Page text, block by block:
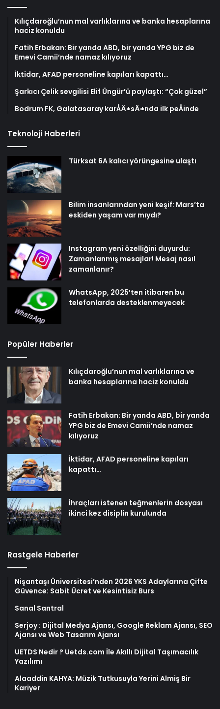
Kılıçdaroğlu’nun mal varlıklarına ve banka hesaplarına
haciz konuldu
Fatih Erbakan: Bir yanda ABD, bir yanda YPG biz de
Emevi Camii’nde namaz kılıyoruz
İktidar, AFAD personeline kapıları kapattı…
Şarkıcı Çelik sevgilisi Elif Üngür’ü paylaştı: “Çok güzel”
Bodrum FK, Galatasaray karÅÄ±sÄ±nda ilk peÅinde
Teknoloji Haberleri
Türksat 6A kalıcı yörüngesine ulaştı
Bilim insanlarından yeni keşif: Mars’ta
eskiden yaşam var mıydı?
Instagram yeni özelliğini duyurdu:
Zamanlanmış mesajlar! Mesaj nasıl
zamanlanır?
WhatsApp, 2025’ten itibaren bu
telefonlarda desteklenmeyecek
Popüler Haberler
Kılıçdaroğlu’nun mal varlıklarına ve
banka hesaplarına haciz konuldu
Fatih Erbakan: Bir yanda ABD, bir yanda
YPG biz de Emevi Camii’nde namaz
kılıyoruz
İktidar, AFAD personeline kapıları
kapattı…
İhraçları istenen teğmenlerin dosyası
ikinci kez disiplin kurulunda
Rastgele Haberler
Nişantaşı Üniversitesi’nden 2026 YKS Adaylarına Çifte
Güvence: Sabit Ücret ve Kesintisiz Burs
Sanal Santral
Serjoy : Dijital Medya Ajansı, Google Reklam Ajansı, SEO
Ajansı ve Web Tasarım Ajansı
UETDS Nedir ? Uetds.com İle Akıllı Dijital Taşımacılık
Yazılımı
Alaaddin KAHYA: Müzik Tutkusuyla Yerini Almiş Bir
Kariyer